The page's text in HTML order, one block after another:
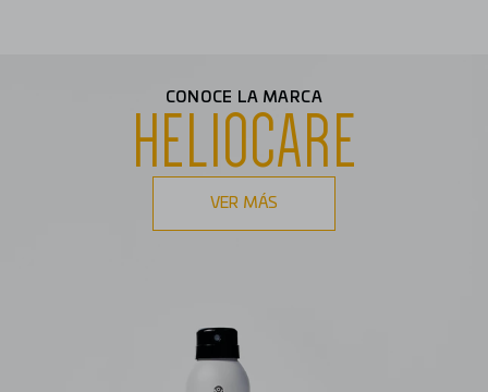
CONOCE LA MARCA
HELIOCARE
VER MÁS